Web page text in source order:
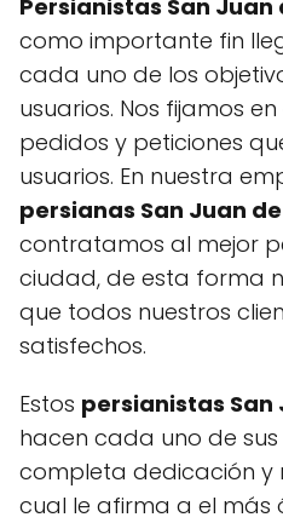
Persianistas San Juan
como importante fin
cada uno de los
usuarios. Nos fijamos
pedidos y peticiones
usuarios. En nuestra
persianas San Juan
contratamos al mejor
ciudad, de esta forma
que todos nuestros
satisfechos.
Estos persianistas San
hacen cada uno de
completa dedicación y
cual le afirma a el más